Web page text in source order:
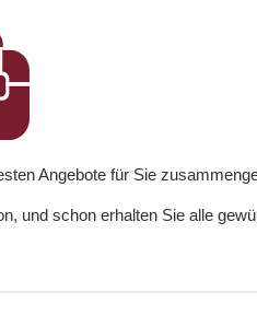
Angebote für Sie
und schon erhalten Sie alle